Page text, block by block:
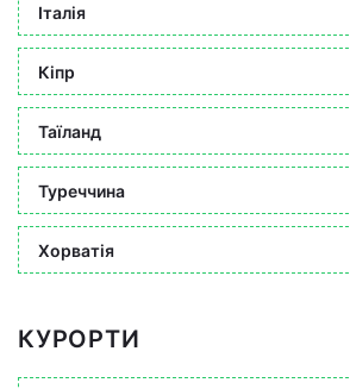
Італія
Кіпр
Таїланд
Туреччина
Хорватія
КУРОРТИ